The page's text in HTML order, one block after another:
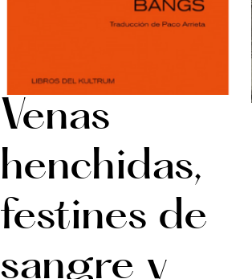
Venas
henchidas,
festines de